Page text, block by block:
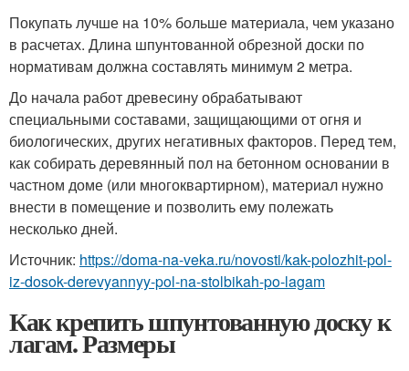
Покупать лучше на 10% больше материала, чем указано
в расчетах. Длина шпунтованной обрезной доски по
нормативам должна составлять минимум 2 метра.
До начала работ древесину обрабатывают
специальными составами, защищающими от огня и
биологических, других негативных факторов. Перед тем,
как собирать деревянный пол на бетонном основании в
частном доме (или многоквартирном), материал нужно
внести в помещение и позволить ему полежать
несколько дней.
Источник: https://doma-na-veka.ru/novosti/kak-polozhit-pol-
iz-dosok-derevyannyy-pol-na-stolbikah-po-lagam
Как крепить шпунтованную доску к
лагам. Размеры